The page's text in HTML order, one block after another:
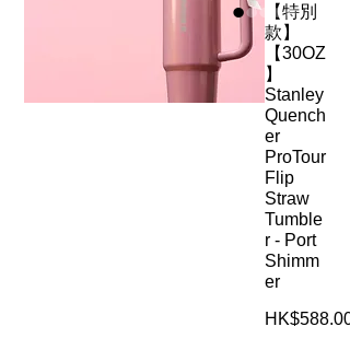
【特別
款】
【30OZ
】
Stanley
Quench
er
ProTour
Flip
Straw
Tumble
r - Port
Shimm
er
HK$588.00